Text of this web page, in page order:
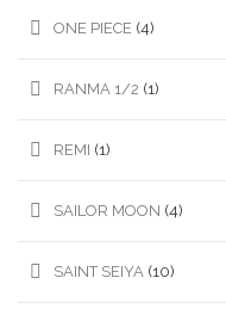
ONE PIECE (4)
RANMA 1/2 (1)
REMI (1)
SAILOR MOON (4)
SAINT SEIYA (10)